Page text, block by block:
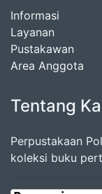
Informasi
Layanan
Pustakawan
Area Anggota
Tentang
Perpustakaan
koleksi buku